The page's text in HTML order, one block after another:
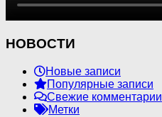
НОВОСТИ
Новые записи
Популярные записи
Свежие комментарии
Метки